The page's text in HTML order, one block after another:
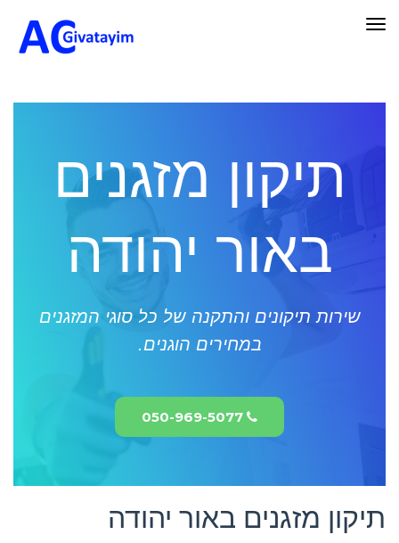
תפריט
תיקון מזגנים
באור יהודה
שירות תיקונים והתקנה של כל סוגי המזגנים
במחירים הוגנים.
050-969-5077
תיקון מזגנים באור יהודה